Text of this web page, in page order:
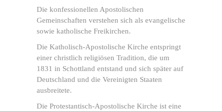
Die konfessionellen Apostolischen
Gemeinschaften verstehen sich als evangelische
sowie katholische Freikirchen.
Die Katholisch-Apostolische Kirche entspringt
einer christlich religiösen Tradition, die um
1831 in Schottland entstand und sich später auf
Deutschland und die Vereinigten Staaten
ausbreitete.
Die Protestantisch-Apostolische Kirche ist eine